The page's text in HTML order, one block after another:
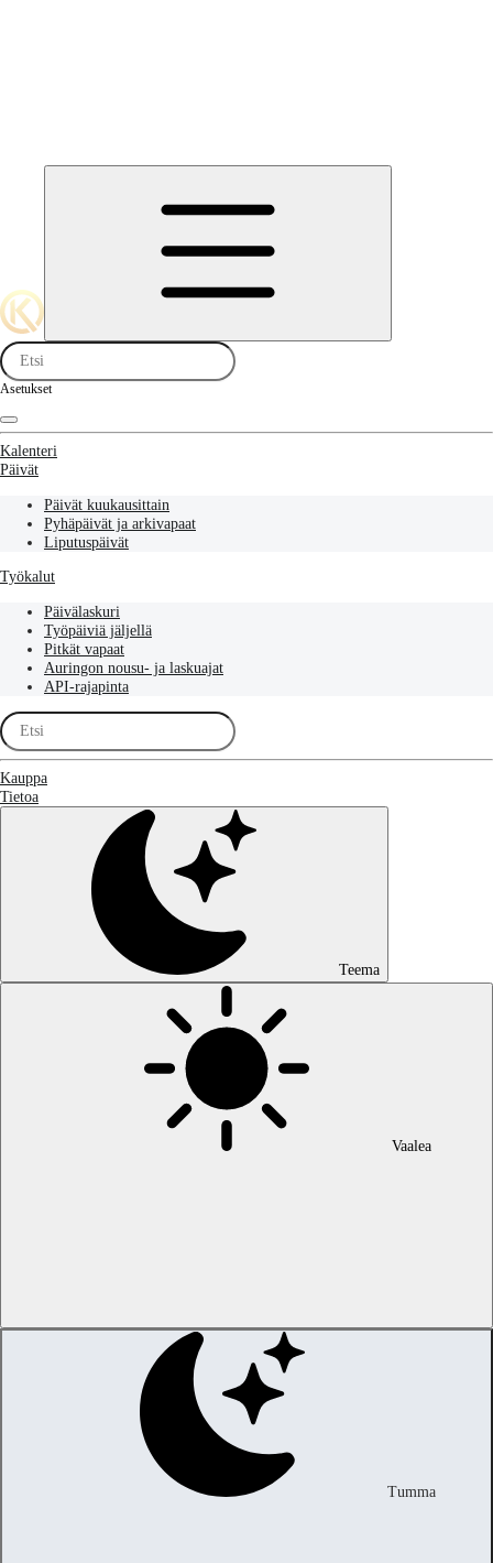
Asetukset
Kalenteri
Päivät
Päivät kuukausittain
Pyhäpäivät ja arkivapaat
Liputuspäivät
Työkalut
Päivälaskuri
Työpäiviä jäljellä
Pitkät vapaat
Auringon nousu- ja laskuajat
API-rajapinta
Kauppa
Tietoa
Teema
Vaalea
Tumma